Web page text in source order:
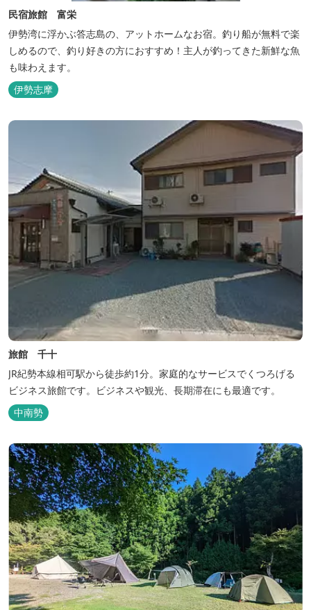
民宿旅館 富栄
伊勢湾に浮かぶ答志島の、アットホームなお宿。釣り船が無料で楽
しめるので、釣り好きの方におすすめ！主人が釣ってきた新鮮な魚
も味わえます。
伊勢志摩
旅館 千十
JR紀勢本線相可駅から徒歩約1分。家庭的なサービスでくつろげる
ビジネス旅館です。ビジネスや観光、長期滞在にも最適です。
中南勢